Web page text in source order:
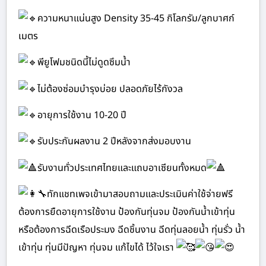
ความหนาแน่นสูง Density 35-45 กิโลกรัม/ลูกบาศก์
เมตร
พียูโฟมชนิดนี้ไม่ดูดซึมน้ำ
ไม่ต้องซ่อมบำรุงบ่อย ปลอดภัยไร้กังวล
อายุการใช้งาน 10-20 ปี
รับประกันผลงาน 2 ปีหลังจากส่งมอบงาน
รับงานทั่วประเทศไทยและแถบอาเซียนทั้งหมด
ทักแชทเพจเข้ามาสอบถามและประเมินค่าใช้จ่ายฟรี
ต้องการยืดอายุการใช้งาน ป้องกันทุ่นจม ป้องกันน้ำเข้าทุ่น
หรือต้องการฉีดเรือประมง ฉีดชิ้นงาน ฉีดทุ่นลอยน้ำ ทุ่นรั่ว น้ำ
เข้าทุ่น ทุ่นมีปัญหา ทุ่นจม แก้ไขได้ ไว้ใจเรา